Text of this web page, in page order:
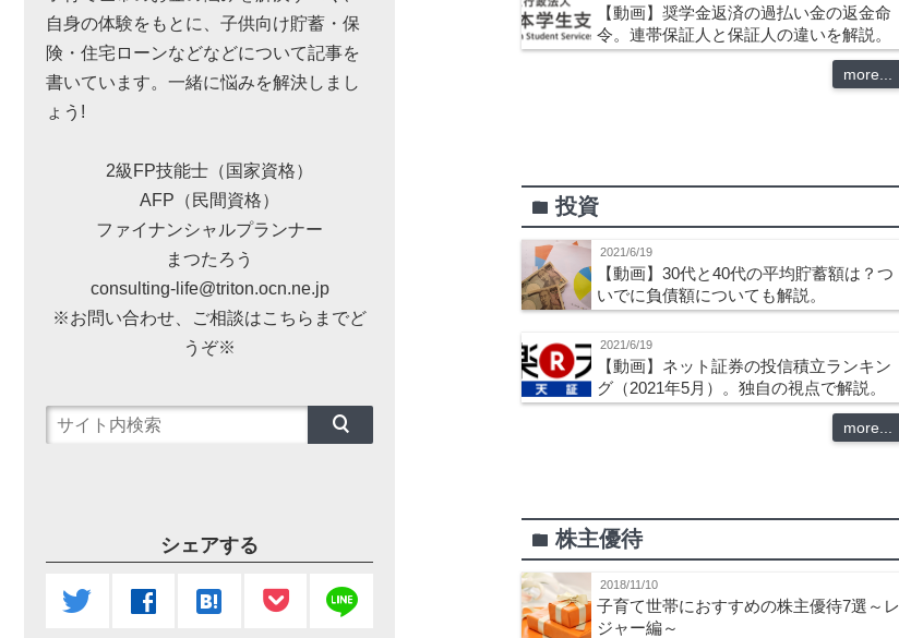
【動画】奨学金返済の過払い金の返金命
令。連帯保証人と保証人の違いを解説。
more...
folder 投資
2021/6/19
【動画】30代と40代の平均貯蓄額は？つ
いでに負債額についても解説。
2021/6/19
【動画】ネット証券の投信積立ランキン
グ（2021年5月）。独自の視点で解説。
more...
folder 株主優待
2018/11/10
子育て世帯におすすめの株主優待7選～レ
ジャー編～
自身の体験をもとに、子供向け貯蓄・保
険・住宅ローンなどなどについて記事を
書いています。一緒に悩みを解決しまし
ょう!
2級FP技能士（国家資格）
AFP（民間資格）
ファイナンシャルプランナー
まつたろう
consulting-life@triton.ocn.ne.jp
※お問い合わせ、ご相談はこちらまでど
うぞ※
シェアする
twitter facebook hatenabookmark line